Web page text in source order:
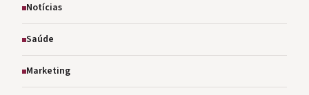
Notícias
Saúde
Marketing